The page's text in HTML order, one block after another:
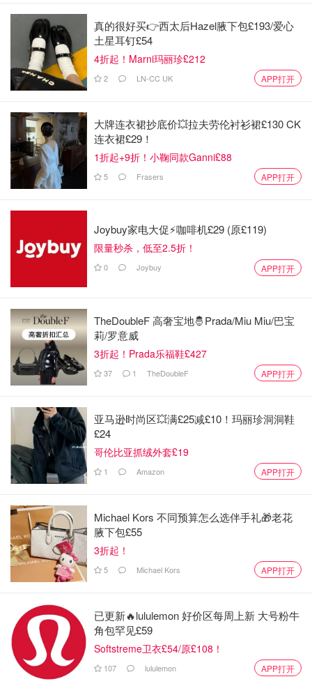
真的很好买👉西太后Hazel腋下包£193/爱心
土星耳钉£54
4折起！Marni玛丽珍£212
2 LN-CC UK APP打开
大牌连衣裙抄底价💥拉夫劳伦衬衫裙£130 CK
连衣裙£29！
1折起+9折！小鞠同款Ganni£88
5 Frasers APP打开
Joybuy家电大促⚡咖啡机£29 (原£119)
限量秒杀，低至2.5折！
0 Joybuy APP打开
TheDoubleF 高奢宝地🤴Prada/Miu Miu/巴宝
莉/罗意威
3折起！Prada乐福鞋£427
37 1 TheDoubleF APP打开
亚马逊时尚区💥满£25减£10！玛丽珍洞洞鞋
£24
哥伦比亚抓绒外套£19
1 Amazon APP打开
Michael Kors 不同预算怎么选伴手礼🎁老花
腋下包£55
3折起！
5 Michael Kors APP打开
已更新🔥lululemon 好价区每周上新 大号粉牛
角包罕见£59
Softstreme卫衣£54/原£108！
107 lululemon APP打开